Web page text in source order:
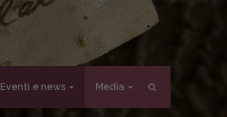
Eventi e news Media